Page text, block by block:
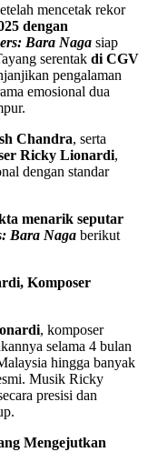
mencetak rekor
dengan
Bara Naga siap
serentak di CGV
pengalaman
emosional dua
Chandra, serta
Ricky Lionardi,
dengan standar
menarik seputar
Bara Naga berikut
Komposer
, komposer
selama 4 bulan
hingga banyak
Musik Ricky
presisi dan
Mengejutkan